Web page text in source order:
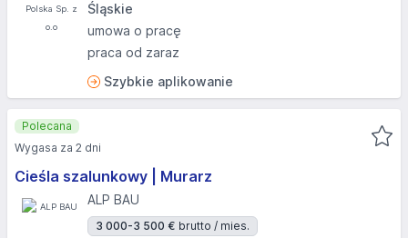
Śląskie
umowa o pracę
praca od zaraz
Szybkie aplikowanie
Cieśla szalunkowy | Murarz
ALP BAU
3 000-3 500 € brutto / mies.
Polecana
Wygasa za 2 dni